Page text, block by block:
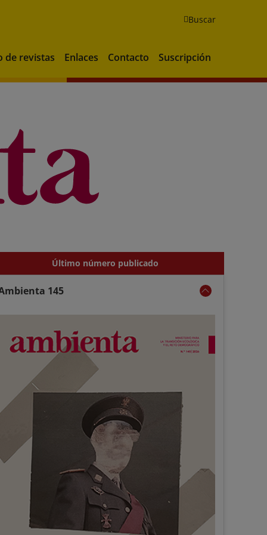
Buscar
de revistas Enlaces Contacto Suscripción
Último número publicado
145